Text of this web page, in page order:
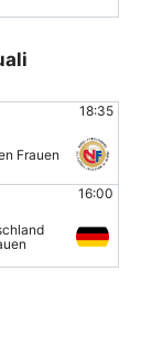
18:35
Frauen
16:00